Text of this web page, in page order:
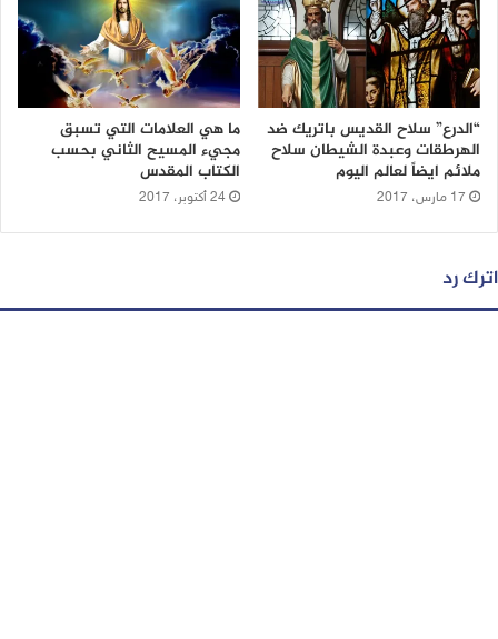
“الدرع” سلاح القديس باتريك ضد
الهرطقات وعبدة الشيطان سلاح
ملائم ايضاً لعالم اليوم
17 مارس، 2017
ما هي العلامات التي تسبق
مجيء المسيح الثاني بحسب
الكتاب المقدس
24 أكتوبر، 2017
اترك رد